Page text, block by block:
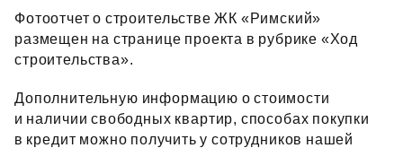
Фотоотчет о строительстве ЖК «Римский»
размещен на странице проекта в рубрике «Ход
строительства».
Дополнительную информацию о стоимости
и наличии свободных квартир, способах покупки
в кредит можно получить у сотрудников нашей